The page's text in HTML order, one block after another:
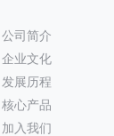
公司简介
企业文化
发展历程
核心产品
加入我们